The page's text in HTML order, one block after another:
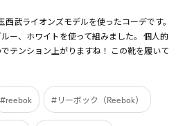
西武ライオンズモデルを使ったコーデです。
ー、ホワイトを使って組みました。 個人的
テンション上がりますね！ この靴を履いて
#reebok #リーボック（Reebok）